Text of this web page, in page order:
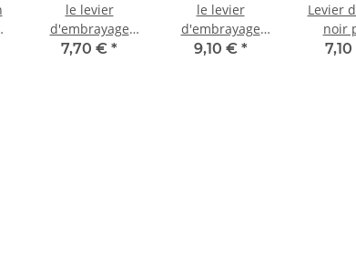
le levier
d'embrayage
pour Yamaha
7,70 € *
le levier
d'embrayage
pour Kawasaki
9,10 € *
Levier
noir